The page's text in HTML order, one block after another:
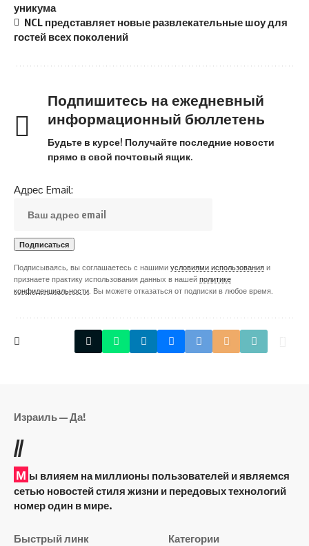
уникума
NCL представляет новые развлекательные шоу для
гостей всех поколений
Подпишитесь на ежедневный
информационный бюллетень
Будьте в курсе! Получайте последние новости
прямо в свой почтовый ящик.
Адрес Email:
Подписываясь, вы соглашаетесь с нашими условиями использования и
признаете практику использования данных в нашей политике
конфиденциальности . Вы можете отказаться от подписки в любое время.
Израиль — Да!
//
М ы влияем на миллионы пользователей и являемся
сетью новостей стиля жизни и передовых технологий
номер один в мире.
Быстрый линк Категории